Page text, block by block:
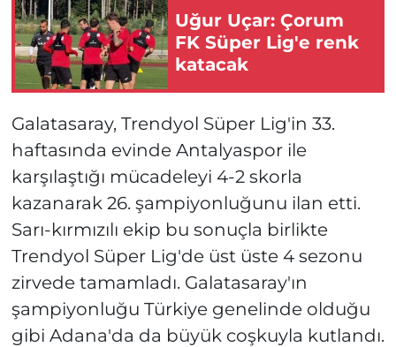
Uğur Uçar: Çorum
FK Süper Lig'e renk
katacak
Galatasaray, Trendyol Süper Lig'in 33.
haftasında evinde Antalyaspor ile
karşılaştığı mücadeleyi 4-2 skorla
kazanarak 26. şampiyonluğunu ilan etti.
Sarı-kırmızılı ekip bu sonuçla birlikte
Trendyol Süper Lig'de üst üste 4 sezonu
zirvede tamamladı. Galatasaray'ın
şampiyonluğu Türkiye genelinde olduğu
gibi Adana'da da büyük coşkuyla kutlandı.